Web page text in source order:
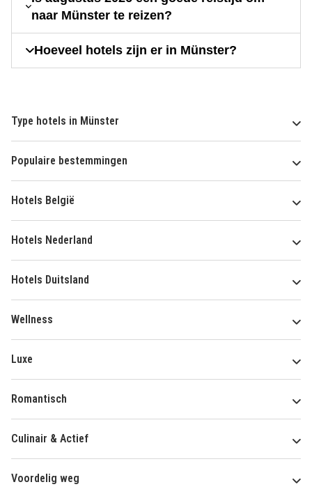
naar Münster te reizen?
Hoeveel hotels zijn er in Münster?
Type hotels in Münster
Populaire bestemmingen
Hotels België
Hotels Nederland
Hotels Duitsland
Wellness
Luxe
Romantisch
Culinair & Actief
Voordelig weg